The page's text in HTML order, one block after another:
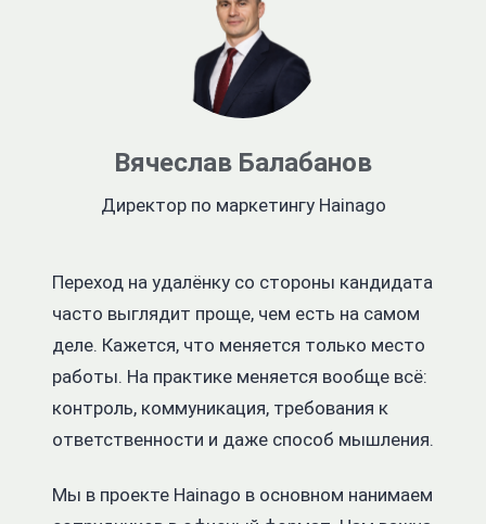
Вячеслав Балабанов
Директор по маркетингу Hainago
Переход на удалёнку со стороны кандидата
часто выглядит проще, чем есть на самом
деле. Кажется, что меняется только место
работы. На практике меняется вообще всё:
контроль, коммуникация, требования к
ответственности и даже способ мышления.
Мы в проекте Hainago в основном нанимаем